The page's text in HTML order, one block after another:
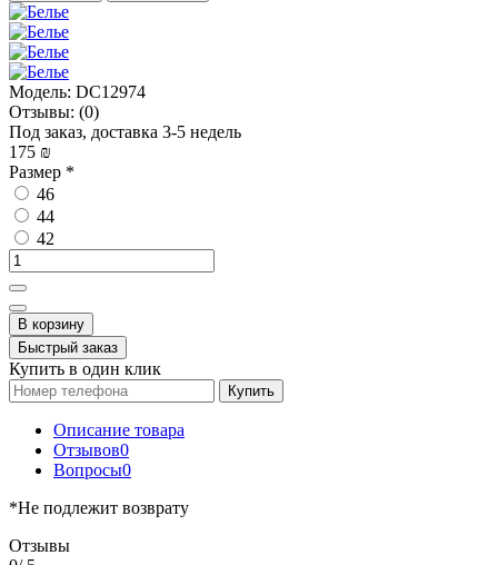
Модель: DC12974
Отзывы: (0)
Под заказ, доставка 3-5 недель
175 ₪
Размер *
46
44
42
В корзину
Быстрый заказ
Купить в один клик
Купить
Описание товара
Отзывов0
Вопросы0
*Не подлежит возврату
Отзывы